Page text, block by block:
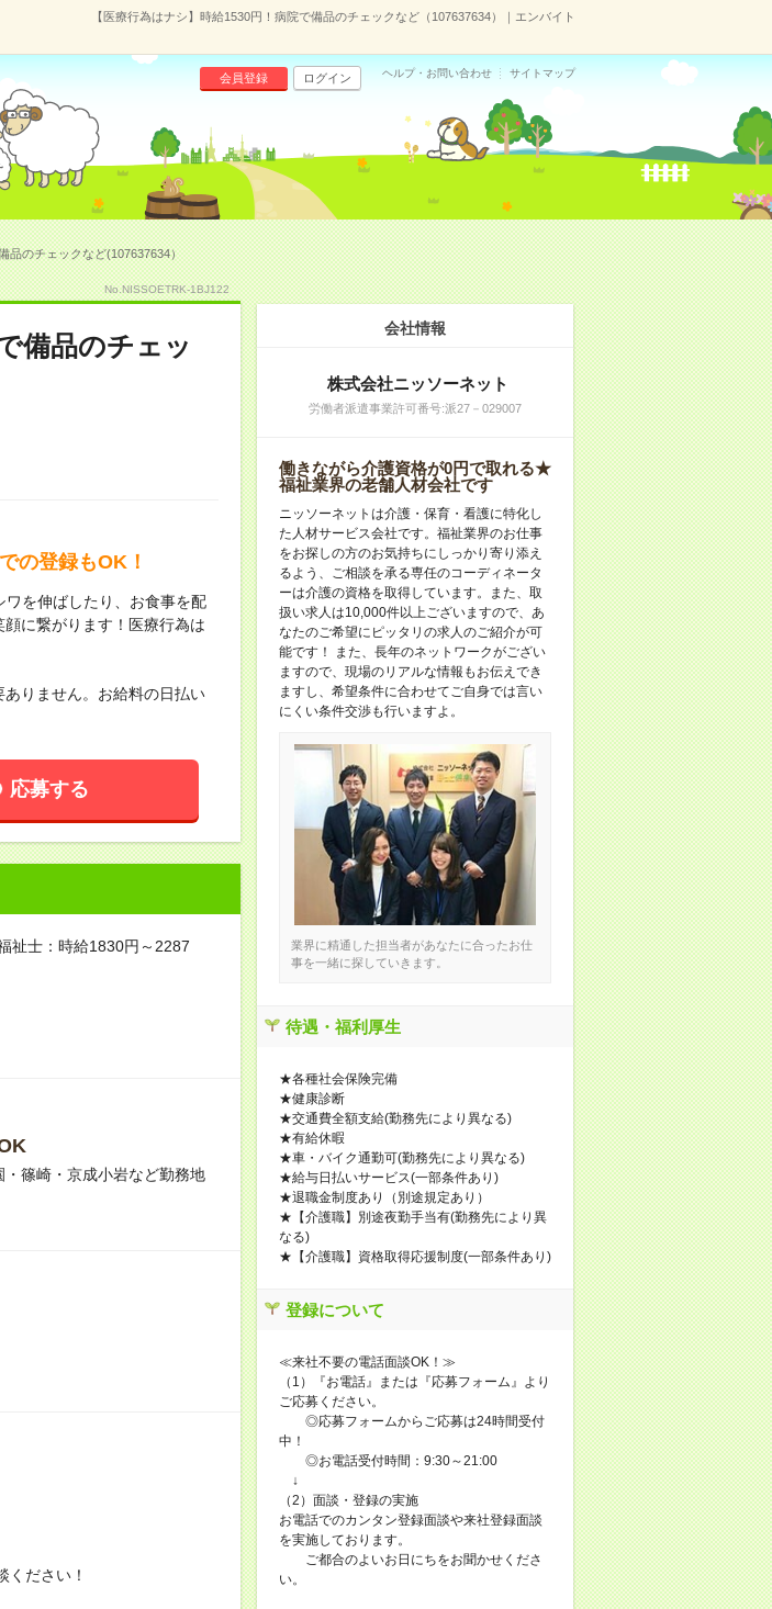
【医療行為はナシ】時給1530円！病院で備品のチェックなど（107637634）｜エンバイト
会員登録 ログイン ヘルプ・お問い合わせ サイトマップ
品のチェックなど(107637634）
No.NISSOETRK-1BJ122
備品のチェッ
の登録もOK！
を伸ばしたり、お食事を配
に繋がります！医療行為は
りません。お給料の日払い
応募する
祉士：時給1830円～2287
・篠崎・京成小岩など勤務地
ださい！
会社情報
株式会社ニッソーネット
労働者派遣事業許可番号:派27－029007
働きながら介護資格が0円で取れる★
福祉業界の老舗人材会社です
ニッソーネットは介護・保育・看護に特化し
た人材サービス会社です。福祉業界のお仕事
をお探しの方のお気持ちにしっかり寄り添え
るよう、ご相談を承る専任のコーディネータ
ーは介護の資格を取得しています。また、取
扱い求人は10,000件以上ございますので、あ
なたのご希望にピッタリの求人のご紹介が可
能です！ また、長年のネットワークがござい
ますので、現場のリアルな情報もお伝えでき
ますし、希望条件に合わせてご自身では言い
にくい条件交渉も行いますよ。
業界に精通した担当者があなたに合ったお仕
事を一緒に探していきます。
待遇・福利厚生
★各種社会保険完備
★健康診断
★交通費全額支給(勤務先により異なる)
★有給休暇
★車・バイク通勤可(勤務先により異なる)
★給与日払いサービス(一部条件あり)
★退職金制度あり（別途規定あり）
★【介護職】別途夜勤手当有(勤務先により異
なる)
★【介護職】資格取得応援制度(一部条件あり)
登録について
≪来社不要の電話面談OK！≫
（1）『お電話』または『応募フォーム』より
ご応募ください。
◎応募フォームからご応募は24時間受付
中！
◎お電話受付時間：9:30～21:00
↓
（2）面談・登録の実施
お電話でのカンタン登録面談や来社登録面談
を実施しております。
ご都合のよいお日にちをお聞かせくださ
い。